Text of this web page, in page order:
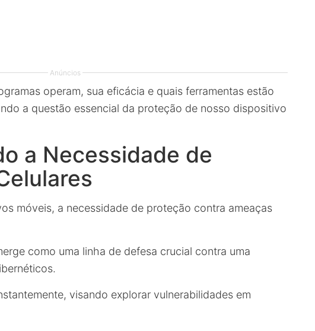
Anúncios
operam, sua eficácia e quais ferramentas estão
a questão essencial da proteção de nosso dispositivo
a Necessidade de
móveis, a necessidade de proteção contra ameaças
como uma linha de defesa crucial contra uma
visando explorar vulnerabilidades em